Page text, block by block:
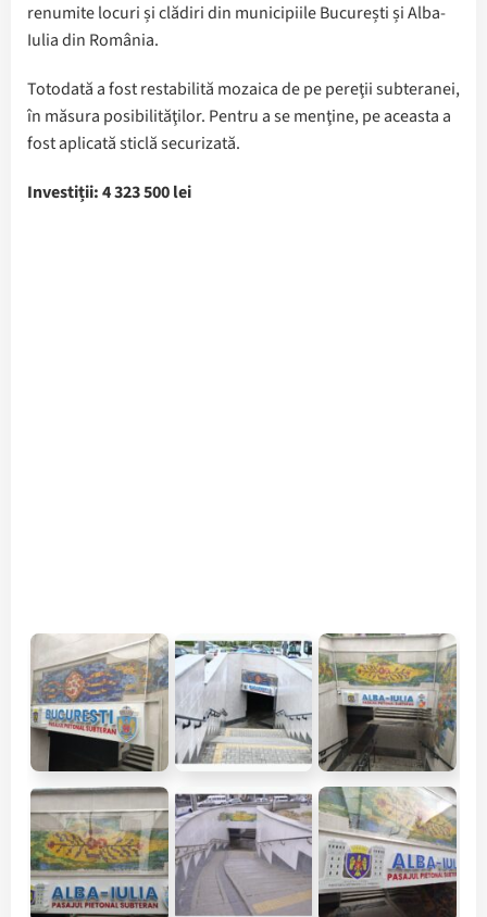
renumite locuri și clădiri din municipiile București și Alba-
Iulia din România.
Totodată a fost restabilită mozaica de pe pereţii subteranei,
în măsura posibilităţilor. Pentru a se menţine, pe aceasta a
fost aplicată sticlă securizată.
Investiții: 4 323 500 lei